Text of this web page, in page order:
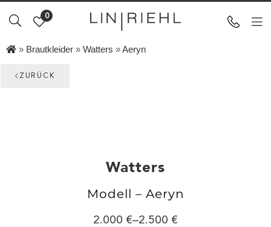
0
» Brautkleider » Watters »Aeryn
ZURÜCK
Watters
Modell – Aeryn
2.000 –2.500